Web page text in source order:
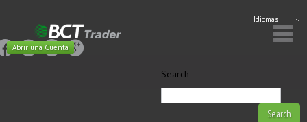
Abrir una Cuenta
Idiomas
Search